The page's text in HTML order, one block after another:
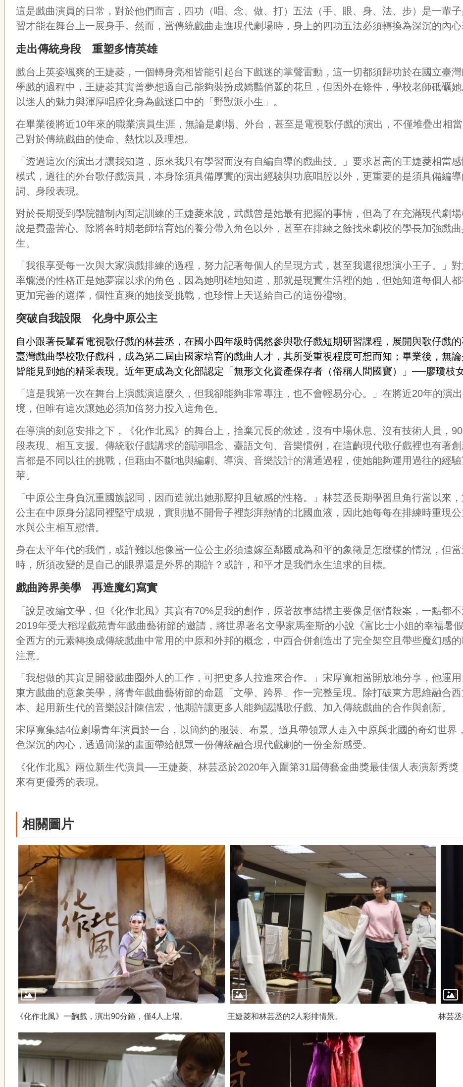
這是戲曲演員的日常，對於他們而言，四功（唱、念、做、打）五法（手、眼、身、法、步）是一輩
習才能在舞台上一展身手。然而，當傳統戲曲走進現代劇場時，身上的四功五法必須轉換為深沉的內
走出傳統身段 重塑多情英雄
戲台上英姿颯爽的王婕菱，一個轉身亮相皆能引起台下戲迷的掌聲雷動，這一切都須歸功於在國立臺
學戲的過程中，王婕菱其實曾夢想過自己能夠裝扮成嬌豔俏麗的花旦，但因外在條件，學校老師砥礪
以迷人的魅力與渾厚唱腔化身為戲迷口中的「野獸派小生」。
在畢業後將近10年來的職業演員生涯，無論是劇場、外台，甚至是電視歌仔戲的演出，不僅堆疊出相
己對於傳統戲曲的使命、熱忱以及理想。
「透過這次的演出才讓我知道，原來我只有學習而沒有自編自導的戲曲技。」要求甚高的王婕菱相當
模式，過往的外台歌仔戲演員，本身除須具備厚實的演出經驗與功底唱腔以外，更重要的是須具備編
詞、身段表現。
對於長期受到學院體制內固定訓練的王婕菱來說，武戲曾是她最有把握的事情，但為了在充滿現代劇
說是費盡苦心。除將各時期老師培育她的養分帶入角色以外，甚至在排練之餘找來劇校的學長加強戲
生。
「我很享受每一次與大家演戲排練的過程，努力記著每個人的呈現方式，甚至我還很想演小王子。」
率爛漫的性格正是她夢寐以求的角色，因為她明確地知道，那就是現實生活裡的她，但她知道每個人
更加完善的選擇，個性直爽的她接受挑戰，也珍惜上天送給自己的這份禮物。
突破自我設限 化身中原公主
自小跟著長輩看電視歌仔戲的林芸丞，在國小四年級時偶然參與歌仔戲短期研習課程，展開與歌仔戲
臺灣戲曲學校歌仔戲科，成為第二屆由國家培育的戲曲人才，其所受重視程度可想而知；畢業後，無
皆能見到她的精采表現。近年更成為文化部認定「無形文化資產保存者（俗稱人間國寶）」──廖瓊枝
「這是我第一次在舞台上演戲演這麼久，但我卻能夠非常專注，也不會輕易分心。」在將近20年的演
境，但唯有這次讓她必須加倍努力投入這角色。
在導演的刻意安排之下，《化作北風》的舞台上，捨棄冗長的敘述，沒有中場休息、沒有技術人員， 90
段表現、相互支援。傳統歌仔戲講求的韻詞唱念、臺語文句、音樂慣例，在這齣現代歌仔戲裡也有著
言都是不同以往的挑戰，但藉由不斷地與編劇、導演、音樂設計的溝通過程，使她能夠運用過往的經
華。
「中原公主身負沉重國族認同，因而造就出她那壓抑且敏感的性格。」林芸丞長期學習旦角行當以來
公主在中原身分認同裡堅守成規，實則拋不開骨子裡彭湃熱情的北國血液，因此她每每在排練時重現
水與公主相互慰惜。
身在太平年代的我們，或許難以想像當一位公主必須遠嫁至鄰國成為和平的象徵是怎麼樣的情況，但
時，所須改變的是自己的眼界還是外界的期許？或許，和平才是我們永生追求的目標。
戲曲跨界美學 再造魔幻寫實
「說是改編文學，但《化作北風》其實有70%是我的創作，原著故事結構主要像是個情殺案，一點都
2019年受大稻埕戲苑青年戲曲藝術節的邀請，將世界著名文學家馬奎斯的小說《富比士小姐的幸福暑
全西方的元素轉換成傳統戲曲中常用的中原和外邦的概念，中西合併創造出了完全架空且帶些魔幻感
注意。
「我想做的其實是開發戲曲圈外人的工作，可把更多人拉進來合作。」宋厚寬相當開放地分享，他運
東方戲曲的意象美學，將青年戲曲藝術節的命題「文學、跨界」作一完整呈現。除打破東方思維融合
本、起用新生代的音樂設計陳信宏，他期許讓更多人能夠認識歌仔戲、加入傳統戲曲的合作與創新。
宋厚寬集結4位劇場青年演員於一台，以簡約的服裝、布景、道具帶領眾人走入中原與北國的奇幻世界
色深沉的內心，透過簡潔的畫面帶給觀眾一份傳統融合現代戲劇的一份全新感受。
《化作北風》兩位新生代演員──王婕菱、林芸丞於2020年入圍第31屆傳藝金曲獎最佳個人表演新秀
來有更優秀的表現。
相關圖片
《化作北風》一齣戲，演出90分鐘，僅4人上場。 王婕菱和林芸丞的2人彩排情景。 林芸